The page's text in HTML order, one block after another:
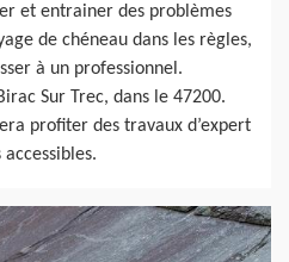
et entrainer des problèmes
de chéneau dans les règles,
à un professionnel.
Sur Trec, dans le 47200.
profiter des travaux d’expert